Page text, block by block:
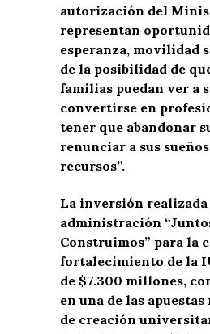
autorización del
representan
esperanza, movilidad
de la posibilidad de
familias puedan ver a
convertirse en
tener que abandonar
renunciar a sus
recursos”.
La inversión realizada
administración
Construimos” para la
fortalecimiento de la
de $7.300 millones,
en una de las
de creación